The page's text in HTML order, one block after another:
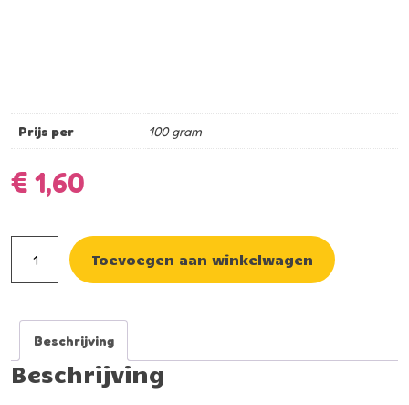
€ 1,60
Salmiakballen
Toevoegen aan winkelwagen
Prijs per 100 gram
Beschrijving
Beschrijving